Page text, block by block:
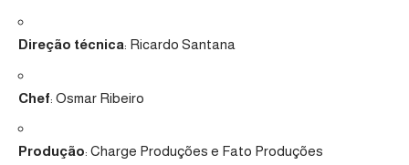
Direção técnica: Ricardo Santana
Chef: Osmar Ribeiro
Produção: Charge Produções e Fato Produções